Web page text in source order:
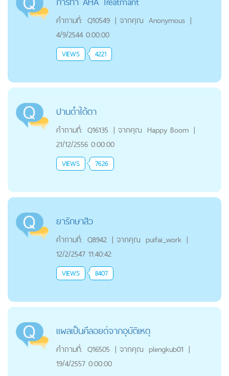
คำถามที่: Q10549 | จากคุณ Anonymous |
4/9/2544 0:00:00
VIEWS 4221
ปานดำใต้ตา
คำถามที่: Q16135 | จากคุณ Happy Boom |
21/12/2556 0:00:00
VIEWS 7626
ยารักษาสิว
คำถามที่: Q8942 | จากคุณ puifai_work |
12/2/2547 11:40:42
VIEWS 8407
แผลเป็นคีลอยด์จากอุบัติเหตุ
คำถามที่: Q16505 | จากคุณ plengkub01 |
19/4/2557 0:00:00